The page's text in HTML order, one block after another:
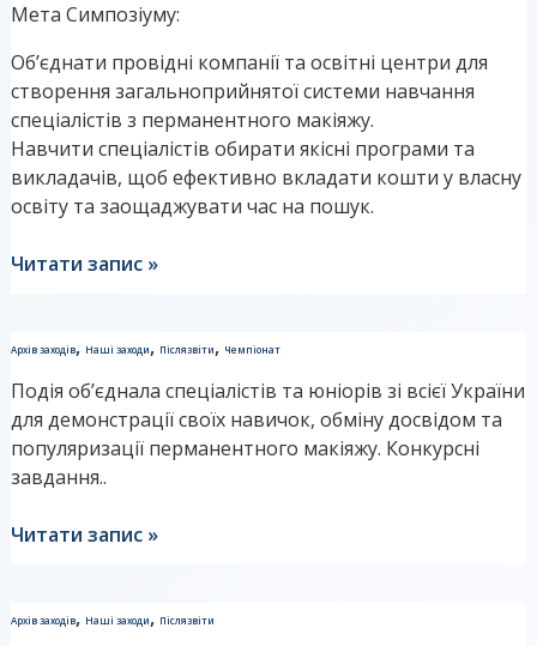
Мета Симпозіуму:
Об’єднати провідні компанії та освітні центри для
створення загальноприйнятої системи навчання
спеціалістів з перманентного макіяжу.
Навчити спеціалістів обирати якісні програми та
викладачів, щоб ефективно вкладати кошти у власну
освіту та заощаджувати час на пошук.
Міжнародного
Симпозіуму
освіти
Читати запис »
Архів заходів, Наші заходи, Післязвіти, Чемпіонат
Подія об’єднала спеціалістів та юніорів зі всієї України
для демонстрації своїх навичок, обміну досвідом та
популяризації перманентного макіяжу. Конкурсні
завдання..
Звіт
на
“Кубок
Асоціації”
Читати запис »
Архів заходів, Наші заходи, Післязвіти
Звіт